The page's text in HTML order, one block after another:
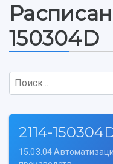
150304D
Поиск...
2114-
15.03.04